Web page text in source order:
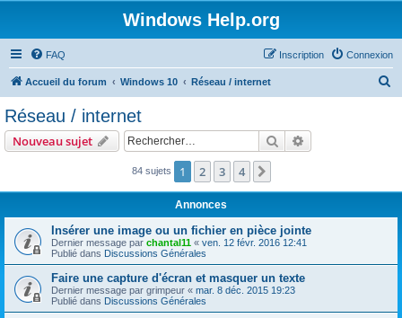
Windows Help.org
FAQ Connexion
Inscription
Accueil du forum Windows 10 Réseau / internet
Réseau / internet
Nouveau sujet Rechercher
84 sujets 1 2 3 4
Annonces
Insérer une image ou un fichier en pièce jointe
Dernier message par chantal11 « ven. 12 févr. 2016 12:41
Publié dans Discussions Générales
Faire une capture d'écran et masquer un texte
Dernier message par grimpeur « mar. 8 déc. 2015 19:23
Publié dans Discussions Générales